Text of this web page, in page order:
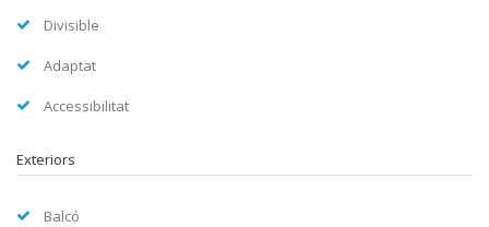
Divisible
Adaptat
Accessibilitat
Exteriors
Balcó